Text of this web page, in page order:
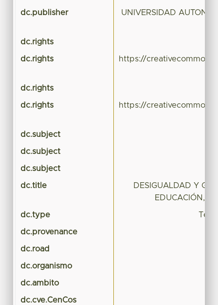
dc.publisher UNIVERSIDAD
dc.rights
dc.rights https://
dc.rights
dc.rights https://
dc.subject
dc.subject
dc.subject
dc.title
DESIGUALDAD Y
EDUCACIÓN,
dc.type
dc.provenance
dc.road
dc.organismo
dc.ambito
dc.cve.CenCos